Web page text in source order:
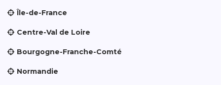
Île-de-France
Centre-Val de Loire
Bourgogne-Franche-Comté
Normandie